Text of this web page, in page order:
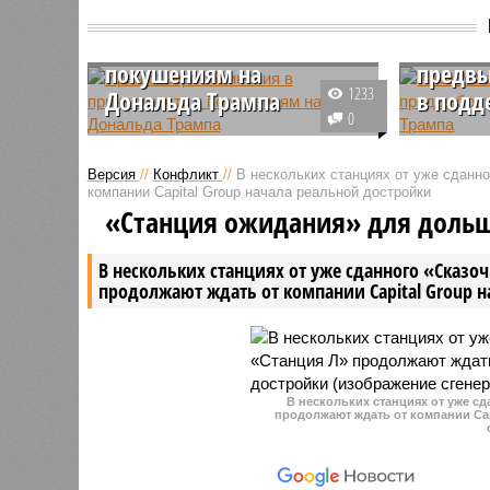
Иран отверг обвинения в
покушениям на
Дональда Трампа
Официальный представитель
заявил, что обвинения в адрес
страны, касающиеся её якобы
причастности к покушениям на
безосновательны.
1233
0
Илон
в
На
штате
Маск.
Версия // Конфликт // В нескольких станциях от уже
компании Capital Group начала реальной достройки
В нескольких станциях от уже сданного
продолжают ждать от компании Capital Group
«Станция ожидания» для
В нескольких станциях от уже
продолжают ждать от компании